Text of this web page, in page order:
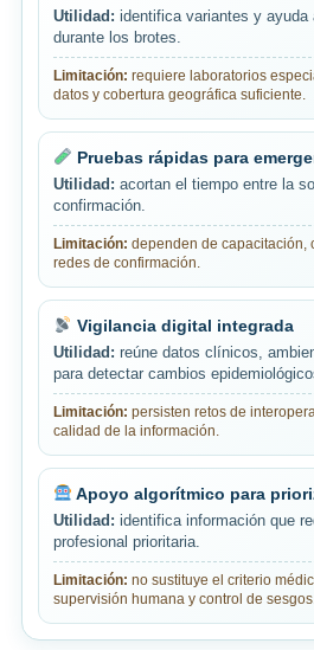
Utilidad: identifica variantes y ayuda
durante los brotes.
Limitación: requiere laboratorios
datos y cobertura geográfica suficiente.
Pruebas rápidas para
Utilidad: acortan el tiempo entre la
confirmación.
Limitación: dependen de capacitación,
redes de confirmación.
Vigilancia digital integrada
Utilidad: reúne datos clínicos,
para detectar cambios
Limitación: persisten retos de
calidad de la información.
Apoyo algorítmico para
Utilidad: identifica información que
profesional prioritaria.
Limitación: no sustituye el criterio
supervisión humana y control de sesgos.